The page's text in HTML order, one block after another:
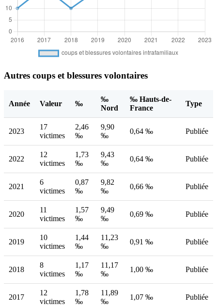
Autres coups et blessures volontaires
Année Valeur ‰
‰
Nord
‰ Hauts-de-
France
Type
2023
17
victimes
2,46
‰
9,90
‰
0,64 ‰ Publiée
2022
12
victimes
1,73
‰
9,43
‰
0,64 ‰ Publiée
2021
6
victimes
0,87
‰
9,82
‰
0,66 ‰ Publiée
2020
11
victimes
1,57
‰
9,49
‰
0,69 ‰ Publiée
2019
10
victimes
1,44
‰
11,23
‰
0,91 ‰ Publiée
2018
8
victimes
1,17
‰
11,17
‰
1,00 ‰ Publiée
2017
12
victimes
1,78
‰
11,89
‰
1,07 ‰ Publiée